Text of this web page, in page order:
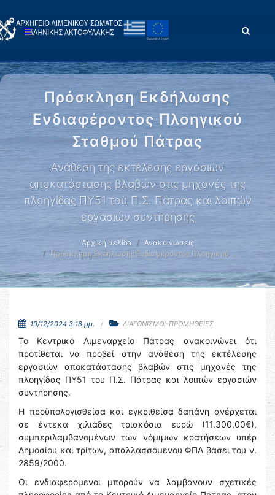
Πρόσκληση Εκδήλωσης
Ενδιαφέροντος Πλοηγικού
Σταθμού Πάτρας
Ανάθεση της εκτέλεσης εργασιών
αποκατάστασης βλαβών στις μηχανές της
πλοηγίδας ΠΥ51 του Π.Σ. Πάτρας και λοιπών
εργασιών συντήρησης
Αρχική σελίδα
Ανακοινώσεις
Πρόσκληση Εκδήλωσης Ενδιαφέροντος Πλοηγικού …
19/12/2024 3:18 μμ. ΔΙΑΓΩΝΙΣΜΟΙ-ΠΡΟΜΗΘΕΙΕΣ
Το Κεντρικό Λιμεναρχείο Πάτρας ανακοινώνει ότι
προτίθεται να προβεί στην ανάθεση της εκτέλεσης
εργασιών αποκατάστασης βλαβών στις μηχανές της
πλοηγίδας ΠΥ51 του Π.Σ. Πάτρας και λοιπών εργασιών
συντήρησης.
Η προϋπολογισθείσα και εγκριθείσα δαπάνη ανέρχεται
σε έντεκα χιλιάδες τριακόσια ευρώ (11.300,00€),
συμπεριλαμβανομένων των νόμιμων κρατήσεων υπέρ
Δημοσίου και τρίτων, απαλλασσόμενου ΦΠΑ βάσει του ν.
2859/2000.
Οι ενδιαφερόμενοι μπορούν να λαμβάνουν σχετικές